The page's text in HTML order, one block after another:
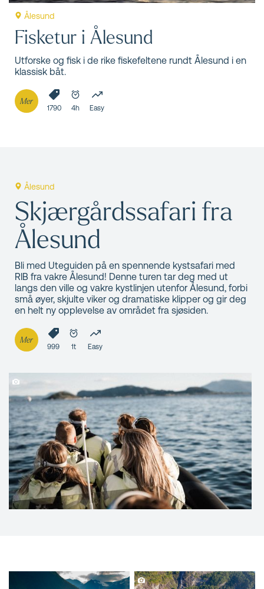
Ålesund
Fisketur i Ålesund
Utforske og fisk i de rike fiskefeltene rundt Ålesund i en
klassisk båt.
Mer
1790 4h Easy
Ålesund
Skjærgårdssafari fra
Ålesund
Bli med Uteguiden på en spennende kystsafari med
RIB fra vakre Ålesund! Denne turen tar deg med ut
langs den ville og vakre kystlinjen utenfor Ålesund, forbi
små øyer, skjulte viker og dramatiske klipper og gir deg
en helt ny opplevelse av området fra sjøsiden.
Mer
999 1t Easy